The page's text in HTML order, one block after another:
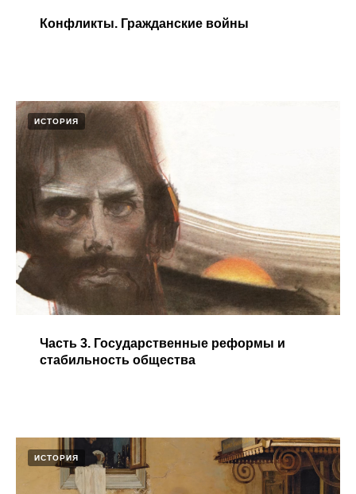
Конфликты. Гражданские войны​
ИСТОРИЯ
Часть 3. Государственные реформы и
стабильность общества​
ИСТОРИЯ